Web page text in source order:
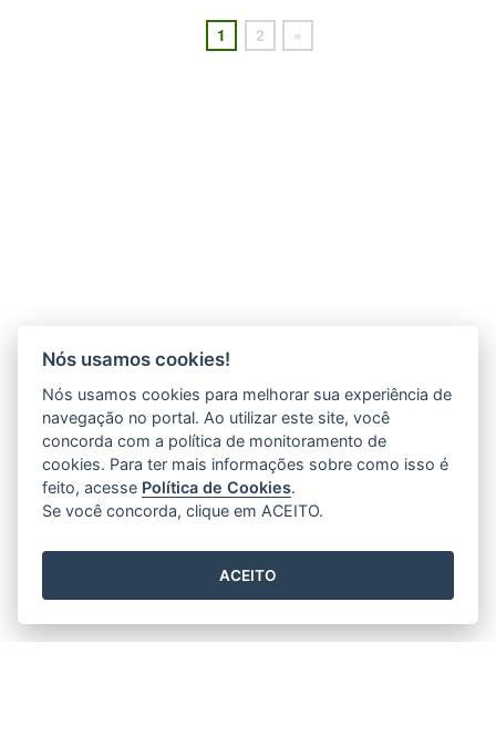
1 2 »
Nós usamos cookies!
Nós usamos cookies para melhorar sua experiência de
navegação no portal. Ao utilizar este site, você
concorda com a política de monitoramento de
cookies. Para ter mais informações sobre como isso é
feito, acesse Política de Cookies.
Se você concorda, clique em ACEITO.
ACEITO